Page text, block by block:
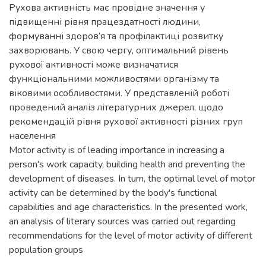
Рухова активність має провідне значення у
підвищенні рівня працездатності людини,
формуванні здоров’я та профілактиці розвитку
захворювань. У свою чергу, оптимальний рівень
рухової активності може визначатися
функціональними можливостями організму та
віковими особливостями. У представленій роботі
проведений аналіз літературних джерел, щодо
рекомендацій рівня рухової активності різних груп
населення
Motor activity is of leading importance in increasing a
person's work capacity, building health and preventing the
development of diseases. In turn, the optimal level of motor
activity can be determined by the body's functional
capabilities and age characteristics. In the presented work,
an analysis of literary sources was carried out regarding
recommendations for the level of motor activity of different
population groups